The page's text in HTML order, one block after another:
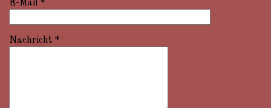
E-Mail *
Nachricht *